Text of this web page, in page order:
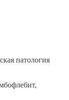
патология